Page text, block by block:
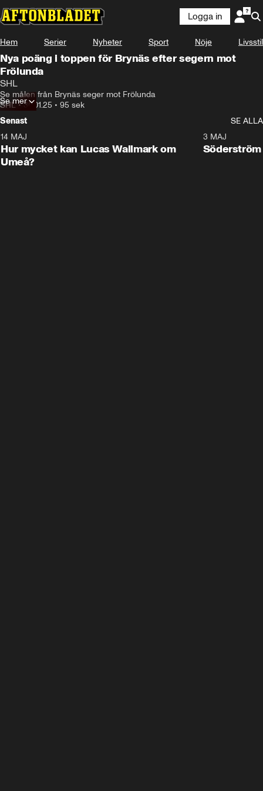
Logga in
Hem Serier Nyheter Sport Nöje Livsstil
Nya poäng i toppen för Brynäs efter segern mot
Frölunda
SHL
Se målen från Brynäs seger mot Frölunda
SHL•30.01.25 • 95 sek
Se mer
Senast
SE ALLA
Plus
14 MAJ
Hur mycket kan Lucas Wallmark om
Umeå?
3 MAJ